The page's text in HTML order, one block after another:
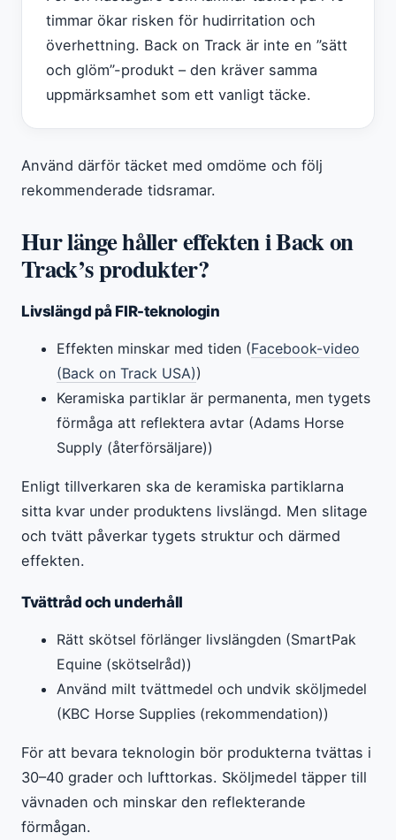
timmar ökar risken för hudirritation och
överhettning. Back on Track är inte en ”sätt
och glöm”-produkt – den kräver samma
uppmärksamhet som ett vanligt täcke.
Använd därför täcket med omdöme och följ
rekommenderade tidsramar.
Hur länge håller effekten i Back on
Track’s produkter?
Livslängd på FIR-teknologin
Effekten minskar med tiden (Facebook-video
(Back on Track USA))
Keramiska partiklar är permanenta, men tygets
förmåga att reflektera avtar (Adams Horse
Supply (återförsäljare))
Enligt tillverkaren ska de keramiska partiklarna
sitta kvar under produktens livslängd. Men slitage
och tvätt påverkar tygets struktur och därmed
effekten.
Tvättråd och underhåll
Rätt skötsel förlänger livslängden (SmartPak
Equine (skötselråd))
Använd milt tvättmedel och undvik sköljmedel
(KBC Horse Supplies (rekommendation))
För att bevara teknologin bör produkterna tvättas i
30–40 grader och lufttorkas. Sköljmedel täpper till
vävnaden och minskar den reflekterande
förmågan.